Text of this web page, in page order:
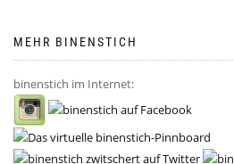
MEHR BINENSTICH
binenstich im Internet: